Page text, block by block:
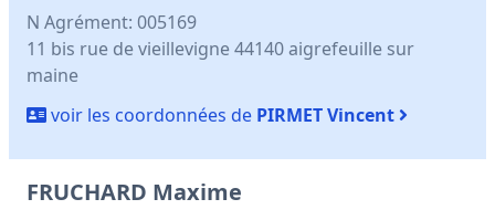
N Agrément: 005169
11 bis rue de vieillevigne 44140 aigrefeuille sur
maine
voir les coordonnées de PIRMET Vincent
FRUCHARD Maxime